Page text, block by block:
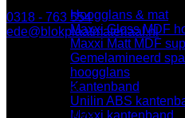
Hoogglans & mat
Maxxi Gloss MDF
Maxxi Matt MDF
Gemelamineerd
hoogglans
Kantenband
Unilin ABS
Maxxi kantenband
0318 - 763 554
ede@blokplaatmateriaal.nl
BLOK Breda
Minervum 7003